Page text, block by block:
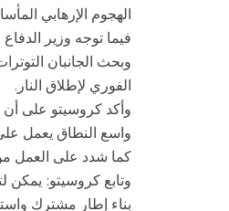
الهجوم الإرهابي
فيما توجه وزير
وبحث الجانبان
الفوري لإطلاق النار.
وأكد كروسيتو على أن
واسع النطاق يعمل
كما شدد على العمل
وتابع كروسيتو: يمكن
بناء إطار مشترك